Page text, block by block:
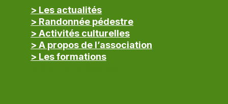
> Les actualités
> Randonnée pédestre
> Activités culturelles
> A propos de l’association
> Les formations